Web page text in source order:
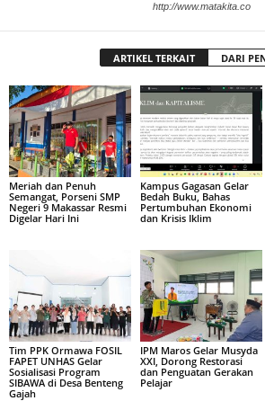
http://www.matakita.co
ARTIKEL TERKAIT DARI
Meriah dan Penuh
Semangat, Porseni SMP
Negeri 9 Makassar Resmi
Digelar Hari Ini
Kampus Gagasan Gelar
Bedah Buku, Bahas
Pertumbuhan Ekonomi
dan Krisis Iklim
Tim PPK Ormawa FOSIL
FAPET UNHAS Gelar
Sosialisasi Program
SIBAWA di Desa Benteng
Gajah
IPM Maros Gelar Musyda
XXI, Dorong Restorasi
dan Penguatan Gerakan
Pelajar